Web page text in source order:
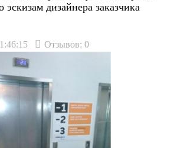
эскизам дизайнера заказчика
Отзывов: 0